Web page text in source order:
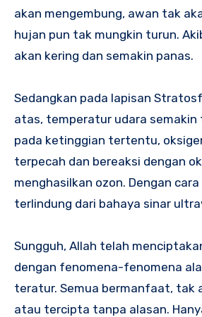
akan mengembung, awan tak
hujan pun tak mungkin turun.
akan kering dan semakin panas.
Sedangkan pada lapisan
atas, temperatur udara semakin
pada ketinggian tertentu,
terpecah dan bereaksi dengan
menghasilkan ozon. Dengan cara
terlindung dari bahaya sinar
Sungguh, Allah telah
dengan fenomena-fenomena
teratur. Semua bermanfaat, tak
atau tercipta tanpa alasan.